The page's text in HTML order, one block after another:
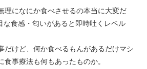
理になにか食べさせるの本当に大変だ
食感・匂いがあると即時吐くレベル
だけど、何か食べるもんがあるだけマシ
食事療法も何もあったものか。